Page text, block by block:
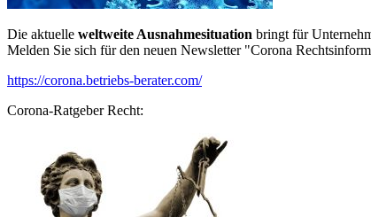
Die aktuelle weltweite Ausnahmesituation bringt für
Melden Sie sich für den neuen Newsletter "Corona
https://corona.betriebs-berater.com/
Corona-Ratgeber Recht: